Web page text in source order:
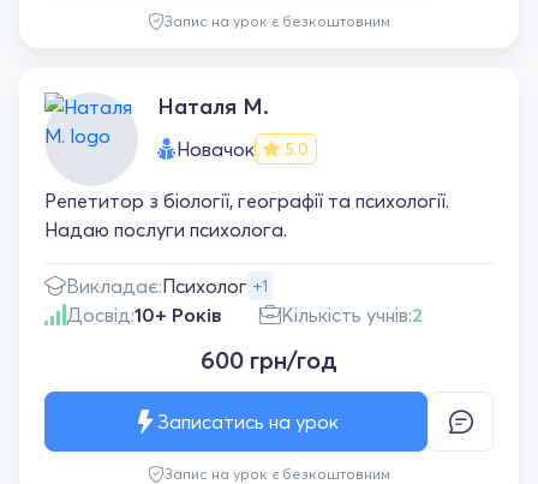
Запис на урок є безкоштовним
Наталя М.
Новачок 5.0
Репетитор з біології, географії та психології.
Надаю послуги психолога.
Викладає:Психолог +1
Досвід:10+ Років Кількість учнів:2
600 грн/год
Запис на урок є безкоштовним
Записатись на урок